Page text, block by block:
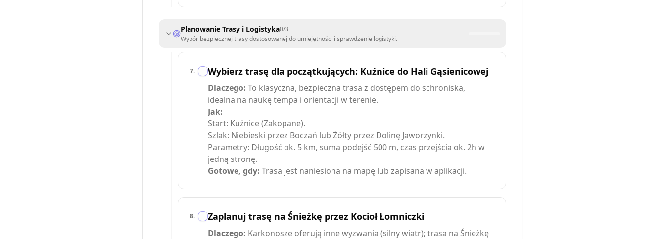
Planowanie Trasy i Logistyka0/3
Wybór bezpiecznej trasy dostosowanej do umiejętności i sprawdzenie logistyki.
7. Wybierz trasę dla początkujących: Kuźnice do Hali Gąsienicowej
Dlaczego: To klasyczna, bezpieczna trasa z dostępem do schroniska,
idealna na naukę tempa i orientacji w terenie.
Jak:
Start: Kuźnice (Zakopane).
Szlak: Niebieski przez Boczań lub Żółty przez Dolinę Jaworzynki.
Parametry: Długość ok. 5 km, suma podejść 500 m, czas przejścia ok. 2h w
jedną stronę.
Gotowe, gdy: Trasa jest naniesiona na mapę lub zapisana w aplikacji.
8. Zaplanuj trasę na Śnieżkę przez Kocioł Łomniczki
Dlaczego: Karkonosze oferują inne wyzwania (silny wiatr); trasa na Śnieżkę